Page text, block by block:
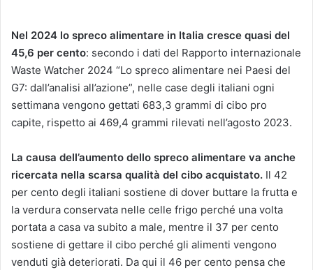
Nel 2024 lo spreco alimentare in Italia cresce quasi del
45,6 per cento: secondo i dati del Rapporto internazionale
Waste Watcher 2024 “Lo spreco alimentare nei Paesi del
G7: dall’analisi all’azione”, nelle case degli italiani ogni
settimana vengono gettati 683,3 grammi di cibo pro
capite, rispetto ai 469,4 grammi rilevati nell’agosto 2023.
La causa dell’aumento dello spreco alimentare va anche
ricercata nella scarsa qualità del cibo acquistato. Il 42
per cento degli italiani sostiene di dover buttare la frutta e
la verdura conservata nelle celle frigo perché una volta
portata a casa va subito a male, mentre il 37 per cento
sostiene di gettare il cibo perché gli alimenti vengono
venduti già deteriorati. Da qui il 46 per cento pensa che